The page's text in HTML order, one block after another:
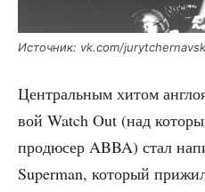
Источ­ник: vk.com/
Цен­траль­ным хитом
вой Watch Out (над
про­дю­сер ABBA) стал
Superman, кото­рый